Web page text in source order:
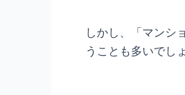
しかし、「マンシ
うことも多いでし